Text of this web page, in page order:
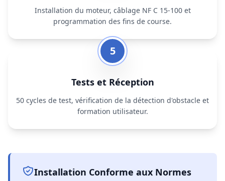
Installation du moteur, câblage NF C 15-100 et
programmation des fins de course.
5
Tests et Réception
50 cycles de test, vérification de la détection d'obstacle et
formation utilisateur.
Installation Conforme aux Normes